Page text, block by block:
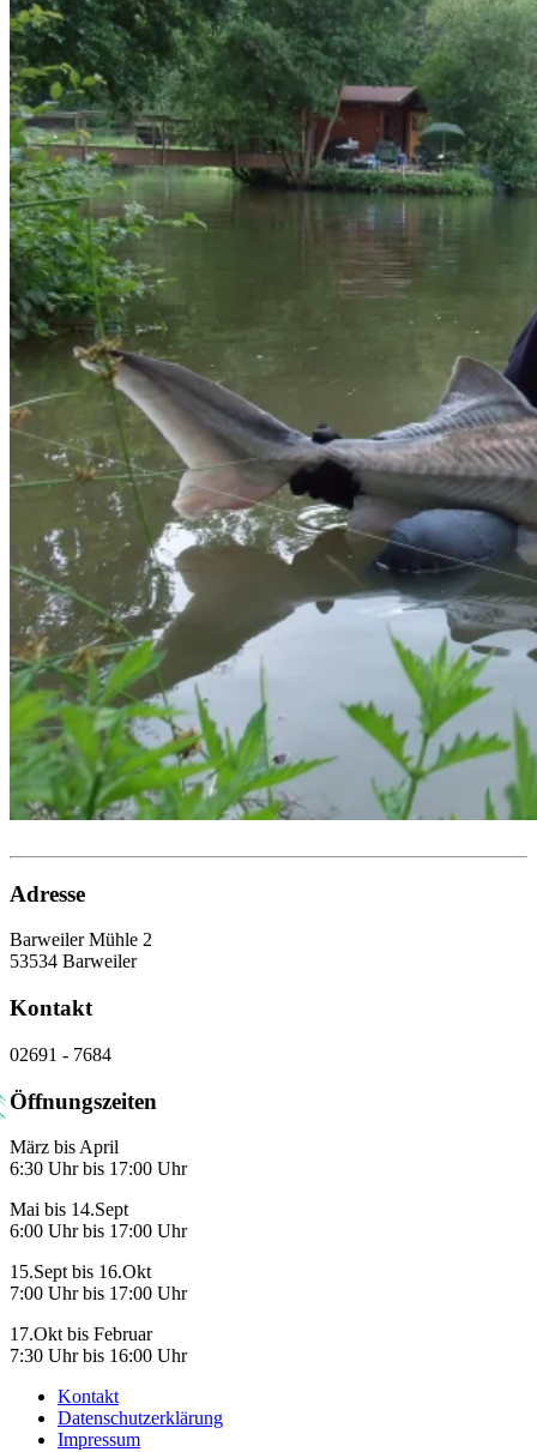
Adresse
Barweiler Mühle 2
53534 Barweiler
Kontakt
02691 - 7684
Öffnungszeiten
März bis April
6:30 Uhr bis 17:00 Uhr
Mai bis 14.Sept
6:00 Uhr bis 17:00 Uhr
15.Sept bis 16.Okt
7:00 Uhr bis 17:00 Uhr
17.Okt bis Februar
7:30 Uhr bis 16:00 Uhr
Kontakt
Datenschutzerklärung
Impressum